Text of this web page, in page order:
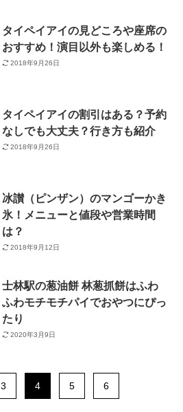
タイペイアイの見どころや座席の
おすすめ！演目以外も楽しめる！
2018年9月26日
タイペイアイの割引はある？予約
なしでも大丈夫？行き方も紹介
2018年9月26日
冰讃（ピンザン）のマンゴーかき
氷！メニューと値段や営業時間
は？
2018年9月12日
士林駅の葱油餅 林葱抓餅はふわ
ふわモチモチパイでおやつにぴっ
たり
2020年3月9日
3 4 5 6